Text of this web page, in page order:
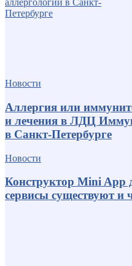
Новости
Аллергия или
и лечения в ЛДЦ
в Санкт-Петербурге
Новости
Конструктор Mini App
сервисы существуют и